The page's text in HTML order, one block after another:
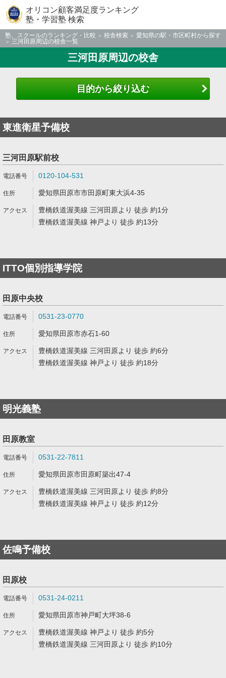
オリコン顧客満足度ランキング
塾・学習塾 検索
塾、スクールのランキング・比較 校舎検索
愛知県の駅・市区町村から探す
三河田原周辺の校舎一覧
三河田原周辺の校舎
目的から絞り込む
東進衛星予備校
三河田原駅前校
0120-104-531
愛知県田原市市田原町東大浜4-35
豊橋鉄道渥美線 三河田原より 徒歩 約1分
豊橋鉄道渥美線 神戸より 徒歩 約13分
ITTO個別指導学院
田原中央校
0531-23-0770
愛知県田原市赤石1-60
豊橋鉄道渥美線 三河田原より 徒歩 約6分
豊橋鉄道渥美線 神戸より 徒歩 約18分
明光義塾
田原教室
0531-22-7811
愛知県田原市田原町築出47-4
豊橋鉄道渥美線 三河田原より 徒歩 約8分
豊橋鉄道渥美線 神戸より 徒歩 約12分
佐鳴予備校
田原校
0531-24-0211
愛知県田原市神戸町大坪38-6
豊橋鉄道渥美線 神戸より 徒歩 約5分
豊橋鉄道渥美線 三河田原より 徒歩 約10分